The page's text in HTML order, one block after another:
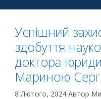
Успішний
здобуття
доктора
Мариною
8 Лютого, 2024 Автор